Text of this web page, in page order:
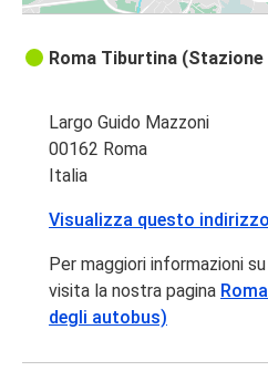
Roma Tiburtina
Largo Guido Mazzoni
00162 Roma
Italia
Visualizza questo
Per maggiori informazioni
visita la nostra pagina
degli autobus)